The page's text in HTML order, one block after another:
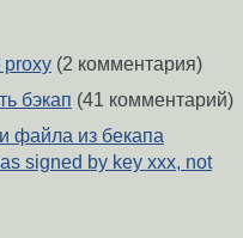
proxy (2 комментария)
бэкап (41 комментарий)
файла из бекапа
signed by key xxx, not